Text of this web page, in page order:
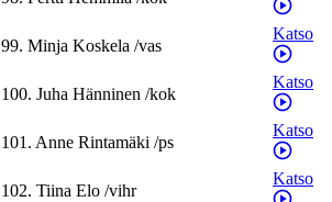
99. Minja Koskela /vas
Katso
100. Juha Hänninen /kok
Katso
101. Anne Rintamäki /ps
Katso
102. Tiina Elo /vihr
Katso